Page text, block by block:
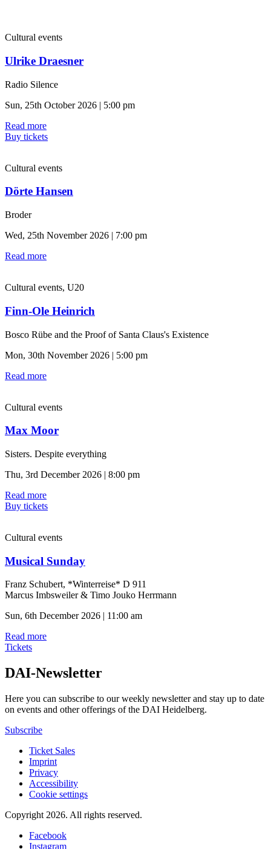
Cultural events
Ulrike Draesner
Radio Silence
Sun, 25th October 2026 | 5:00 pm
Read more
Buy tickets
Cultural events
Dörte Hansen
Broder
Wed, 25th November 2026 | 7:00 pm
Read more
Cultural events, U20
Finn-Ole Heinrich
Bosco Rübe and the Proof of Santa Claus's Existence
Mon, 30th November 2026 | 5:00 pm
Read more
Cultural events
Max Moor
Sisters. Despite everything
Thu, 3rd December 2026 | 8:00 pm
Read more
Buy tickets
Cultural events
Musical Sunday
Franz Schubert, *Winterreise* D 911
Marcus Imbsweiler & Timo Jouko Herrmann
Sun, 6th December 2026 | 11:00 am
Read more
Tickets
DAI-Newsletter
Here you can subscribe to our weekly newsletter and stay up to date
on events and other offerings of the DAI Heidelberg.
Subscribe
Ticket Sales
Imprint
Privacy
Accessibility
Cookie settings
Copyright 2026. All rights reserved.
Facebook
Instagram